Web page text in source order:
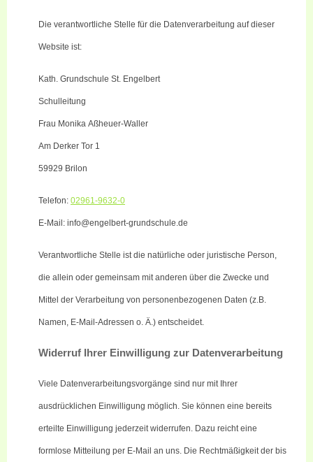
Die verantwortliche Stelle für die Datenverarbeitung auf dieser
Website ist:
Kath. Grundschule St. Engelbert
Schulleitung
Frau Monika Aßheuer-Waller
Am Derker Tor 1
59929 Brilon
Telefon: 02961-9632-0
E-Mail: info@engelbert-grundschule.de
Verantwortliche Stelle ist die natürliche oder juristische Person,
die allein oder gemeinsam mit anderen über die Zwecke und
Mittel der Verarbeitung von personenbezogenen Daten (z.B.
Namen, E-Mail-Adressen o. Ä.) entscheidet.
Widerruf Ihrer Einwilligung zur Datenverarbeitung
Viele Datenverarbeitungsvorgänge sind nur mit Ihrer
ausdrücklichen Einwilligung möglich. Sie können eine bereits
erteilte Einwilligung jederzeit widerrufen. Dazu reicht eine
formlose Mitteilung per E-Mail an uns. Die Rechtmäßigkeit der bis